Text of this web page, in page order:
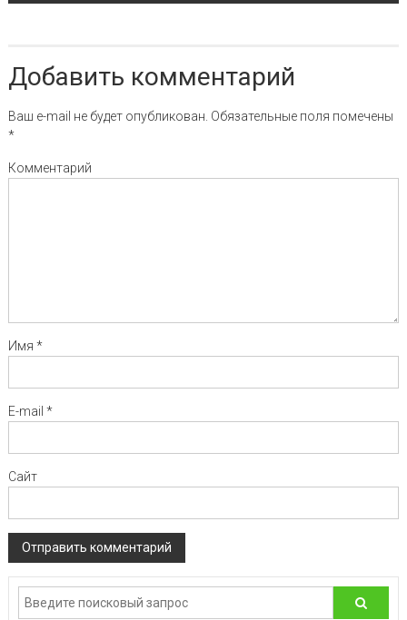
Добавить комментарий
Ваш e-mail не будет опубликован. Обязательные поля помечены
*
Комментарий
Имя *
E-mail *
Сайт